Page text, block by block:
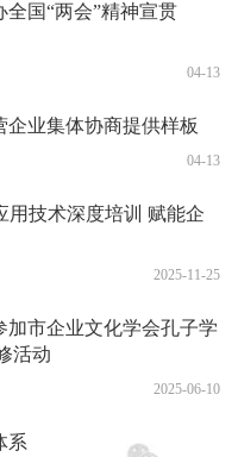
全国“两会”精神宣贯
04-13
企业集体协商提供样板
04-13
用技术深度培训 赋能企
2025-11-25
加市企业文化学会孔子学
活动
2025-06-10
系